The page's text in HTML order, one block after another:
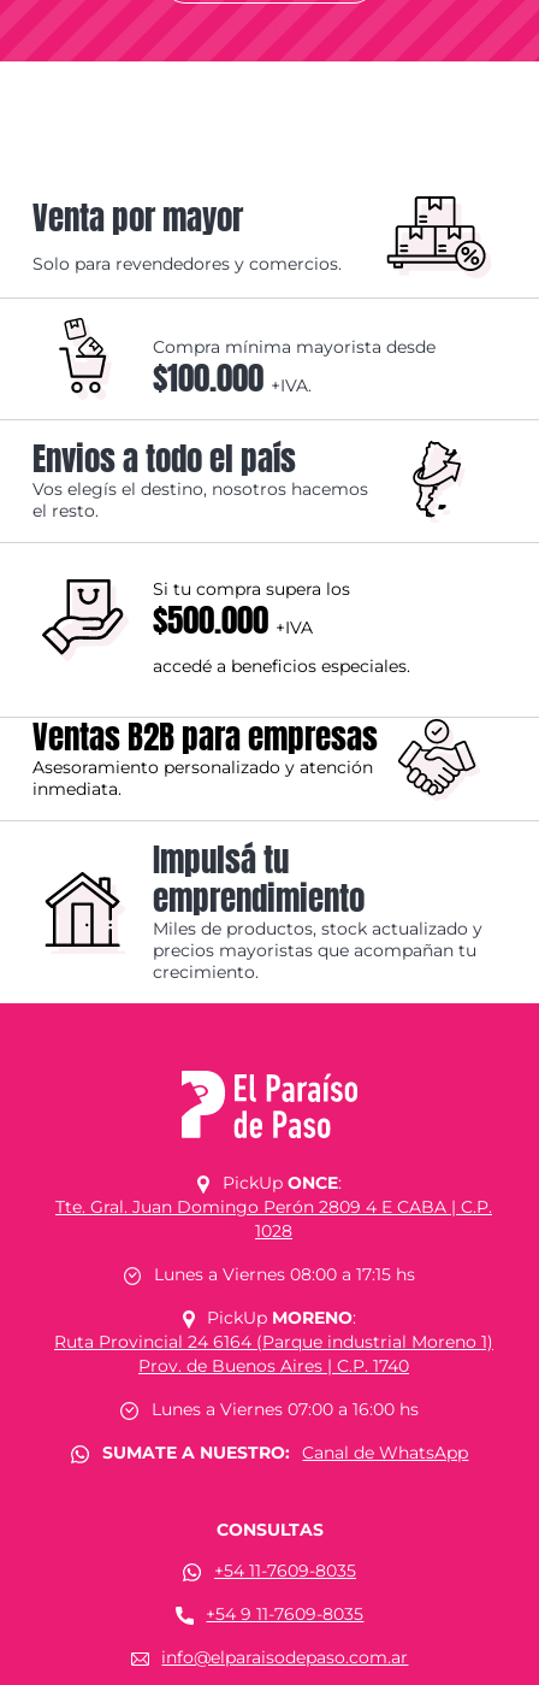
Venta por mayor
Solo para revendedores y comercios.
Compra mínima mayorista desde
$100.000 +IVA.
Envios a todo el país
Vos elegís el destino, nosotros hacemos
el resto.
Si tu compra supera los
$500.000 +IVA
accedé a beneficios especiales.
Ventas B2B para empresas
Asesoramiento personalizado y atención
inmediata.
Impulsá tu
emprendimiento
Miles de productos, stock actualizado y
precios mayoristas que acompañan tu
crecimiento.
PickUp ONCE:
Tte. Gral. Juan Domingo Perón 2809 4 E CABA | C.P.
1028
Lunes a Viernes 08:00 a 17:15 hs
PickUp MORENO:
Ruta Provincial 24 6164 (Parque industrial Moreno 1)
Prov. de Buenos Aires | C.P. 1740
Lunes a Viernes 07:00 a 16:00 hs
SUMATE A NUESTRO:
Canal de WhatsApp
CONSULTAS
+54 11-7609-8035
+54 9 11-7609-8035
info@elparaisodepaso.com.ar